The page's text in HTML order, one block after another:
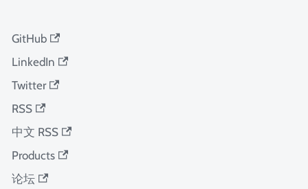
GitHub
LinkedIn
Twitter
RSS
中文 RSS
Products
论坛